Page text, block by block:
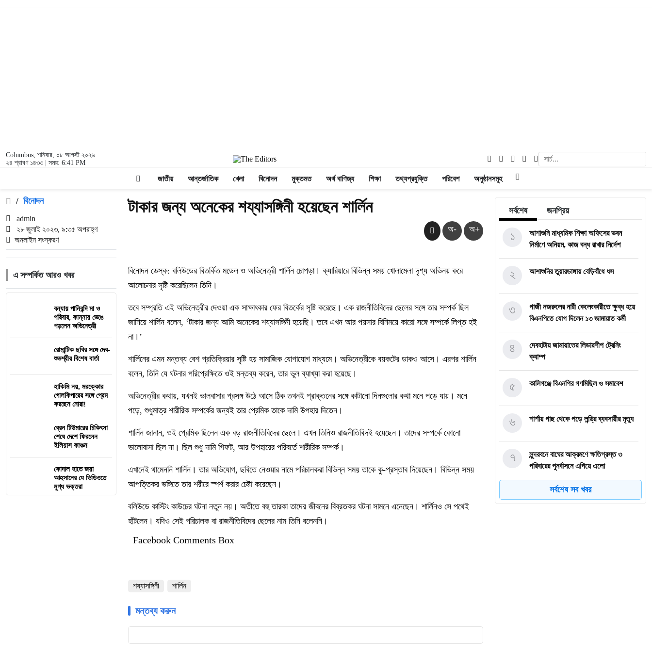
Columbus, শনিবার, ০৮ আগস্ট ২০২৬
২৪ শ্রাবণ ১৪৩৩ | সময়: 6:41 PM
জাতীয় আন্তর্জাতিক খেলা বিনোদন মুক্তমত অর্থ বাণিজ্য শিক্ষা তথ্যপ্রযুক্তি পরিবেশ অনুষ্ঠানসমূহ
/ বিনোদন
admin
২৮ জুলাই ২০২৩, ৯:৩৫ অপরাহ্ণ
অনলাইন সংস্করণ
এ সম্পর্কিত আরও খবর
বন্যায় পানিবন্দি মা ও
পরিবার, কান্নায় ভেঙে
পড়লেন অভিনেত্রী
রোমান্টিক ছবির সঙ্গে দেব-
শুভশ্রীর বিশেষ বার্তা
হাকিমি নয়, মরক্কোর
গোলকিপারের সঙ্গে প্রেম
করছেন নোরা!
ব্রেন টিউমারের চিকিৎসা
শেষে দেশে ফিরলেন
ইলিয়াস কাঞ্চন
কোদাল হাতে জয়া
আহসানের যে ভিডিওতে
মুগ্ধ ভক্তরা
টাকার জন্য অনেকের শয্যাসঙ্গিনী হয়েছেন শার্লিন
অ- অ+
বিনোদন ডেস্ক: বলিউডের বিতর্কিত মডেল ও অভিনেত্রী শার্লিন চোপড়া। ক্যারিয়ারে বিভিন্ন সময় খোলামেলা দৃশ্য অভিনয় করে
আলোচনার সৃষ্টি করেছিলেন তিনি।
তবে সম্প্রতি এই অভিনেত্রীর দেওয়া এক সাক্ষাৎকার ফের বিতর্কের সৃষ্টি করেছে। এক রাজনীতিবিদের ছেলের সঙ্গে তার সম্পর্ক ছিল
জানিয়ে শার্লিন বলেন, ‘টাকার জন্য আমি অনেকের শয্যাসঙ্গিনী হয়েছি। তবে এখন আর পয়সার বিনিময়ে কারো সঙ্গে সম্পর্কে লিপ্ত হই
না।’
শার্লিনের এমন মন্তব্য বেশ প্রতিক্রিয়ার সৃষ্টি হয় সামাজিক যোগাযোগ মাধ্যমে। অভিনেত্রীকে বয়কটের ডাকও আসে। এরপর শার্লিন
বলেন, তিনি যে ঘটনার পরিপ্রেক্ষিতে ওই মন্তব্য করেন, তার ভুল ব্যাখ্যা করা হয়েছে।
অভিনেত্রীর কথায়, যখনই ভালবাসার প্রসঙ্গ উঠে আসে ঠিক তখনই প্রাক্তনের সঙ্গে কাটানো দিনগুলোর কথা মনে পড়ে যায়। মনে
পড়ে, শুধুমাত্র শারীরিক সম্পর্কের জন্যই তার প্রেমিক তাকে দামি উপহার দিতেন।
শার্লিন জানান, ওই প্রেমিক ছিলেন এক বড় রাজনীতিবিদের ছেলে। এখন তিনিও রাজনীতিবিদই হয়েছেন। তাদের সম্পর্কে কোনো
ভালোবাসা ছিল না। ছিল শুধু দামি গিফট, আর উপহারের পরিবর্তে শারীরিক সম্পর্ক।
এখানেই থামেননি শার্লিন। তার অভিযোগ, ছবিতে নেওয়ার নামে পরিচালকরা বিভিন্ন সময় তাকে কু-প্রস্তাব দিয়েছেন। বিভিন্ন সময়
আপত্তিকর ভঙ্গিতে তার শরীরে স্পর্শ করার চেষ্টা করেছেন।
বলিউডে কাস্টিং কাউচের ঘটনা নতুন নয়। অতীতে বহু তারকা তাদের জীবনের বিব্রতকর ঘটনা সামনে এনেছেন। শার্লিনও সে পথেই
হাঁটলেন। যদিও সেই পরিচালক বা রাজনীতিবিদের ছেলের নাম তিনি বলেননি।
Facebook Comments Box
শয্যাসঙ্গিনী শার্লিন
মন্তব্য করুন
সর্বশেষ জনপ্রিয়
আশাশুনি মাধ্যমিক শিক্ষা অফিসের ভবন
নির্মাণে অনিয়ম, কাজ বন্ধ রাখার নির্দেশ
১
আশাশুনির তুয়ারডাঙ্গায় বেড়িবাঁধে ধস
২
গাজী নজরুলের নারী কেলেংকারীতে ক্ষুব্ধ হয়ে
বিএনপিতে যোগ দিলেন ১৩ জামায়াত কর্মী
৩
দেবহাটায় জামায়াতের লিডারশীপ ট্রেনিং
ক্যাম্প
৪
কালিগঞ্জে বিএনপির গণমিছিল ও সমাবেশ
৫
শার্শায় গাছ থেকে পড়ে লন্ড্রি ব্যবসায়ীর মৃত্যু
৬
সুন্দরবনে বাঘের আক্রমণে ক্ষতিগ্রস্ত ৩
পরিবারের পুনর্বাসনে এগিয়ে এলো
৭
শ্যামনগরে নারীর ঘর থেকে বস্ত্রহীন যুবদল
৮
সর্বশেষ সব খবর